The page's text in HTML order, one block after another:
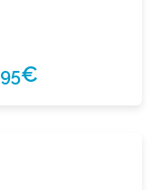
95€